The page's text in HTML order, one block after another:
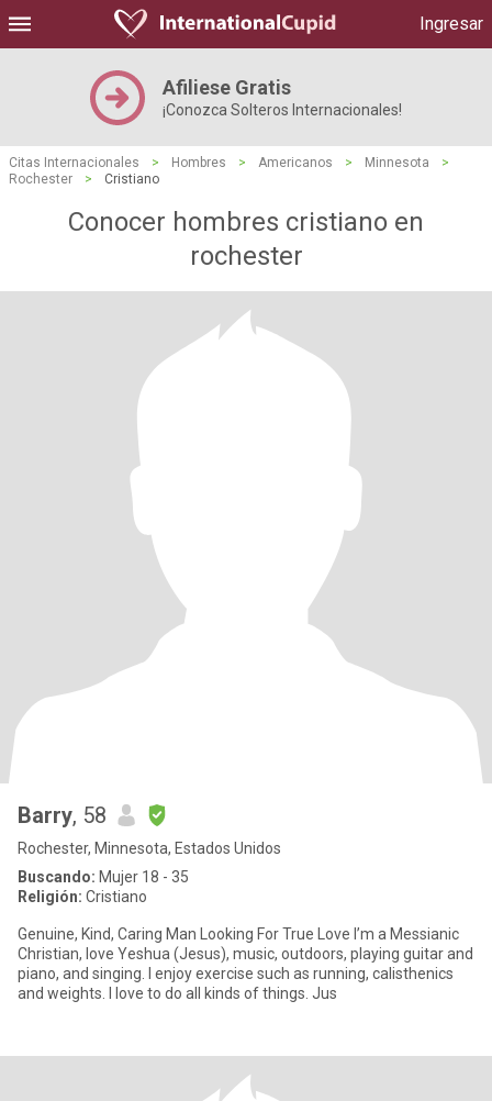
Ingresar
Afiliese Gratis
¡Conozca Solteros Internacionales!
Citas Internacionales > Hombres > Americanos > Minnesota
>
Rochester
> Cristiano
Conocer hombres cristiano en
rochester
Barry, 58
Rochester, Minnesota, Estados Unidos
Buscando: Mujer 18 - 35
Religión: Cristiano
Genuine, Kind, Caring Man Looking For True Love I’m a Messianic
Christian, love Yeshua (Jesus), music, outdoors, playing guitar and
piano, and singing. I enjoy exercise such as running, calisthenics
and weights. I love to do all kinds of things. Jus